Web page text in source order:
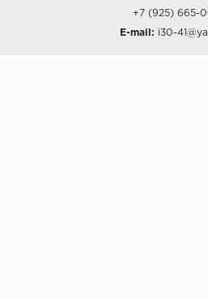
+7 (925) 665-
E-mail: i30-